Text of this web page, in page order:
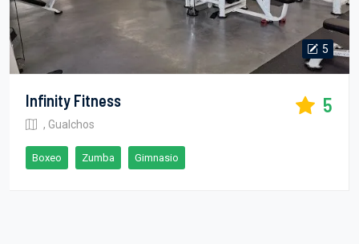
5
Infinity Fitness
, Gualchos
5
Boxeo Zumba Gimnasio